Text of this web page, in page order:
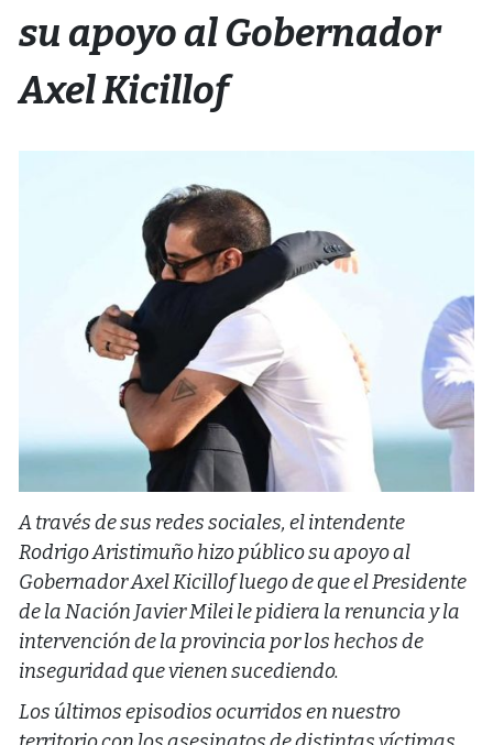
su apoyo al Gobernador
Axel Kicillof
A través de sus redes sociales, el intendente
Rodrigo Aristimuño hizo público su apoyo al
Gobernador Axel Kicillof luego de que el Presidente
de la Nación Javier Milei le pidiera la renuncia y la
intervención de la provincia por los hechos de
inseguridad que vienen sucediendo.
Los últimos episodios ocurridos en nuestro